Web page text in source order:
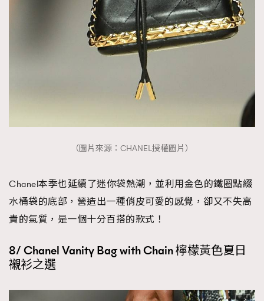
（圖片來源：CHANEL授權圖片）
Chanel本季也延續了迷你袋熱潮，並利用金色的鐵圈點綴
水桶袋的底部，營造出一種俏皮可愛的感覺，卻又不失高
貴的氣質，是一個十分百搭的款式！
8/ Chanel Vanity Bag with Chain 檸檬黃色夏日
襯衫之選